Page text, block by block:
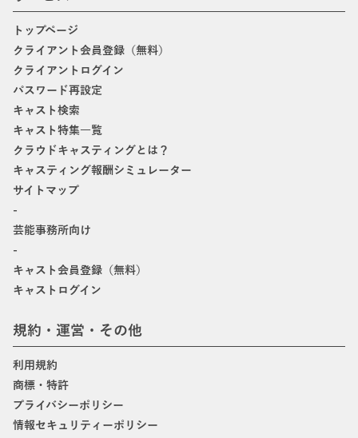
トップページ
クライアント会員登録（無料）
クライアントログイン
パスワード再設定
キャスト検索
キャスト特集一覧
クラウドキャスティングとは？
キャスティング報酬シミュレーター
サイトマップ
-
芸能事務所向け
-
キャスト会員登録（無料）
キャストログイン
規約・運営・その他
利用規約
商標・特許
プライバシーポリシー
情報セキュリティーポリシー